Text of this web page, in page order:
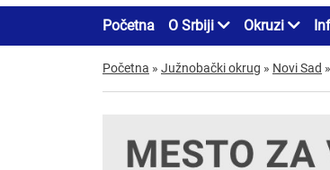
Početna O Srbiji Okruzi
Početna » Južnobački okrug » Novi Sad »